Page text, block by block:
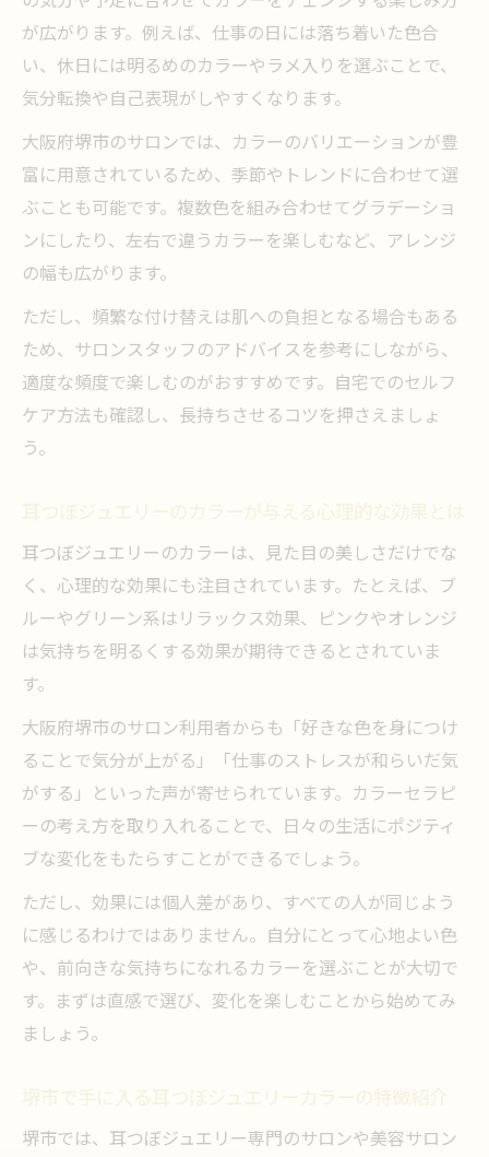
が広がります。例えば、仕事の日には落ち着いた色合
い、休日には明るめのカラーやラメ入りを選ぶことで、
気分転換や自己表現がしやすくなります。
大阪府堺市のサロンでは、カラーのバリエーションが豊
富に用意されているため、季節やトレンドに合わせて選
ぶことも可能です。複数色を組み合わせてグラデーショ
ンにしたり、左右で違うカラーを楽しむなど、アレンジ
の幅も広がります。
ただし、頻繁な付け替えは肌への負担となる場合もある
ため、サロンスタッフのアドバイスを参考にしながら、
適度な頻度で楽しむのがおすすめです。自宅でのセルフ
ケア方法も確認し、長持ちさせるコツを押さえましょ
う。
耳つぼジュエリーのカラーが与える心理的な効果とは
耳つぼジュエリーのカラーは、見た目の美しさだけでな
く、心理的な効果にも注目されています。たとえば、ブ
ルーやグリーン系はリラックス効果、ピンクやオレンジ
は気持ちを明るくする効果が期待できるとされていま
す。
大阪府堺市のサロン利用者からも「好きな色を身につけ
ることで気分が上がる」「仕事のストレスが和らいだ気
がする」といった声が寄せられています。カラーセラピ
ーの考え方を取り入れることで、日々の生活にポジティ
ブな変化をもたらすことができるでしょう。
ただし、効果には個人差があり、すべての人が同じよう
に感じるわけではありません。自分にとって心地よい色
や、前向きな気持ちになれるカラーを選ぶことが大切で
す。まずは直感で選び、変化を楽しむことから始めてみ
ましょう。
堺市で手に入る耳つぼジュエリーカラーの特徴紹介
堺市では、耳つぼジュエリー専門のサロンや美容サロン